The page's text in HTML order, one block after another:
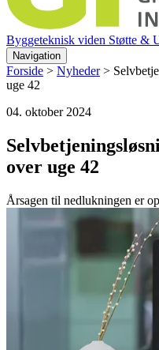
Byggeteknisk viden Støtte &
Navigation
Forside > Nyheder >
uge 42
04. oktober 2024
over uge 42
Årsagen til nedlukningen er